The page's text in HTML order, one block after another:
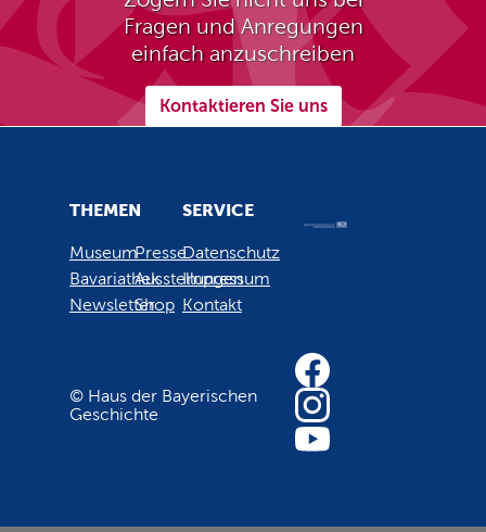
Fragen und Anregungen
einfach anzuschreiben
Kontaktieren Sie uns
THEMEN
Museum
Bavariathek
Newsletter
Presse
Ausstellungen
Shop
SERVICE
Datenschutz
Impressum
Kontakt
© Haus der Bayerischen
Geschichte